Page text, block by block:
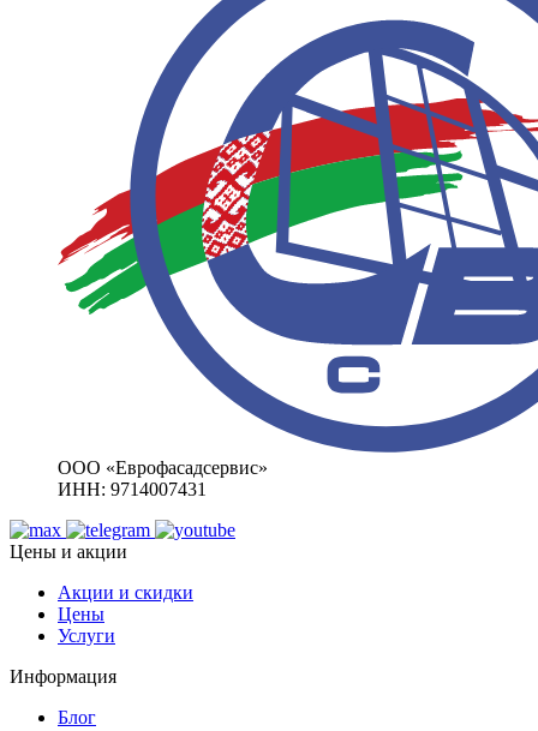
ООО «Еврофасадсервис»
ИНН: 9714007431
Цены и акции
Акции и скидки
Цены
Услуги
Информация
Блог